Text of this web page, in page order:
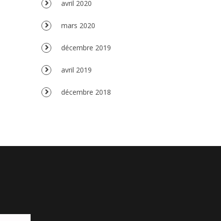
avril 2020
mars 2020
décembre 2019
avril 2019
décembre 2018